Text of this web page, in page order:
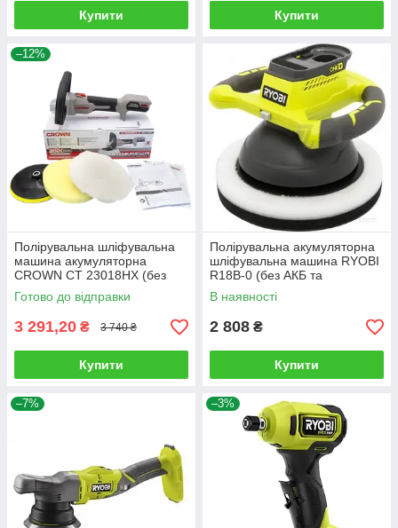
Купити Купити
–12%
Полірувальна шліфувальна
машина акумуляторна
CROWN CT 23018HX (без
АКБ та зарядного)
Готово до відправки
3 291,20 ₴ 3 740 ₴
Купити
Полірувальна акумуляторна
шліфувальна машина RYOBI
R18B-0 (без АКБ та
зарядного пристрою)
В наявності
2 808 ₴
Купити
–7% –3%